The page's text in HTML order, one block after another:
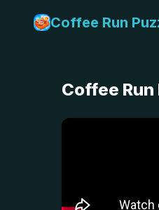
Coffee Run
Coffee